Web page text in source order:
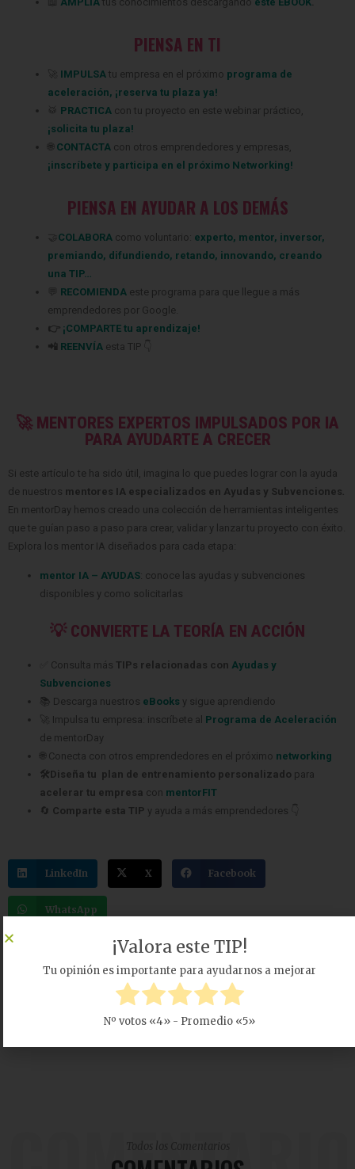
PIENSA EN TI
‍🚀 IMPULSA tu empresa en el próximo programa de
aceleración, ¡reserva tu plaza ya!
PRACTICA con tu proyecto en este webinar práctico,
¡solicita tu plaza!
🌐 CONTACTA con otros emprendedores y empresas,
¡inscríbete y participa en el próximo Networking!
PIENSA EN AYUDAR A LOS DEMÁS
🤝 COLABORA como voluntario: experto, mentor, inversor,
premiando, difundiendo, retando, innovando, creando
una TIP…
RECOMIENDA este programa para que llegue a más
emprendedores por Google.
👉 ¡COMPARTE tu aprendizaje!
📲 REENVÍA esta TIP 👇
🚀 MENTORES EXPERTOS IMPULSADOS POR IA
PARA AYUDARTE A CRECER
Si este artículo te ha sido útil, imagina lo que puedes lograr con la ayuda
de nuestros mentores IA especializados en Ayudas y Subvenciones
En mentorDay hemos creado una colección de herramientas inteligentes
que te guían paso a paso para crear, validar y lanzar tu proyecto con éxito.
Explora los mentor IA diseñados para cada etapa:
mentor IA – AYUDAS : conoce las ayudas y subvenciones
disponibles y como solicitarlas
💡 CONVIERTE LA TEORÍA EN ACCIÓN
✅ Consulta más TIPs relacionadas con Ayudas y
Subvenciones
📚 Descarga nuestros eBooks y sigue aprendiendo
🚀 Impulsa tu empresa: inscríbete al Programa de Aceleración
de mentorDay
🌐 Conecta con otros emprendedores en el próximo networking
🛠️Diseña tu plan de entrenamiento personalizado para
acelerar tu empresa con mentorFIT
🔄 Comparte esta TIP y ayuda a más emprendedores 👇
LinkedIn X Facebook
WhatsApp
JAIME CAVERO
Presidente de la aceleradora mentorDay, inversor en
startups e impulsor de nuevas empresas a través de
Dyrecto, DreaperB1 y mentorDay.
¡Valora este TIP!
Tu opinión es importante para ayudarnos a mejorar
Nº votos «4» - Promedio «5»